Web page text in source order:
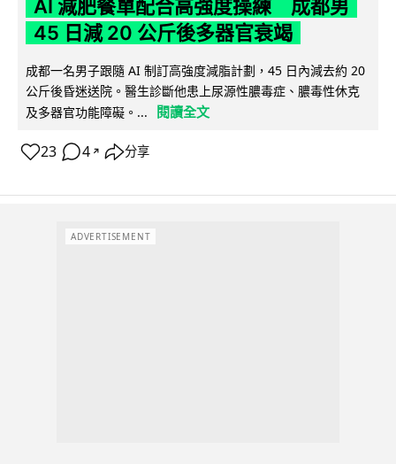
AI 減肥餐單配合高強度操練 成都男
45 日減 20 公斤後多器官衰竭
成都一名男子跟隨 AI 制訂高強度減脂計劃，45 日內減去約 20
公斤後昏迷送院。醫生診斷他患上尿源性膿毒症、膿毒性休克
及多器官功能障礙。...
閱讀全文
23 4 ↗ 分享
ADVERTISEMENT